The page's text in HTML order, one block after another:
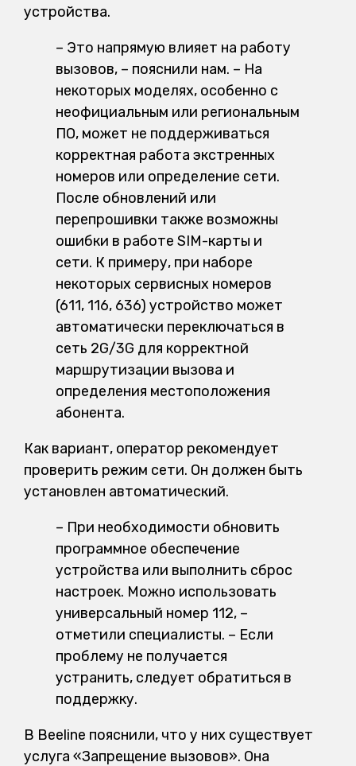
устройства.
– Это напрямую влияет на работу
вызовов, – пояснили нам. – На
некоторых моделях, особенно с
неофициальным или региональным
ПО, может не поддерживаться
корректная работа экстренных
номеров или определение сети.
После обновлений или
перепрошивки также возможны
ошибки в работе SIM-карты и
сети. К примеру, при наборе
некоторых сервисных номеров
(611, 116, 636) устройство может
автоматически переключаться в
сеть 2G/3G для корректной
маршрутизации вызова и
определения местоположения
абонента.
Как вариант, оператор рекомендует
проверить режим сети. Он должен быть
установлен автоматический.
– При необходимости обновить
программное обеспечение
устройства или выполнить сброс
настроек. Можно использовать
универсальный номер 112, –
отметили специалисты. – Если
проблему не получается
устранить, следует обратиться в
поддержку.
В Beeline пояснили, что у них существует
услуга «Запрещение вызовов». Она